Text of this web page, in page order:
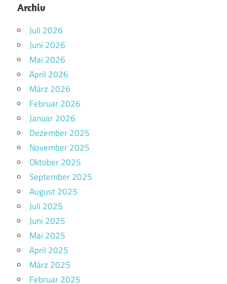
Archiv
Juli 2026
Juni 2026
Mai 2026
April 2026
März 2026
Februar 2026
Januar 2026
Dezember 2025
November 2025
Oktober 2025
September 2025
August 2025
Juli 2025
Juni 2025
Mai 2025
April 2025
März 2025
Februar 2025